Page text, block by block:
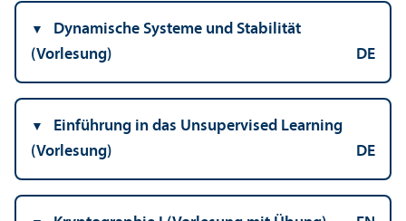
Dynamische Systeme und Stabilität
(Vorlesung)
DE
Einführung in das Unsupervised Learning
(Vorlesung)
DE